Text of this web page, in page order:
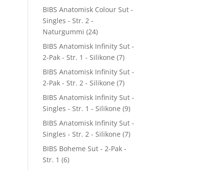
BIBS Anatomisk Colour Sut -
Singles - Str. 2 -
Naturgummi (24)
BIBS Anatomisk Infinity Sut -
2-Pak - Str. 1 - Silikone (7)
BIBS Anatomisk Infinity Sut -
2-Pak - Str. 2 - Silikone (7)
BIBS Anatomisk Infinity Sut -
Singles - Str. 1 - Silikone (9)
BIBS Anatomisk Infinity Sut -
Singles - Str. 2 - Silikone (7)
BIBS Boheme Sut - 2-Pak -
Str. 1 (6)